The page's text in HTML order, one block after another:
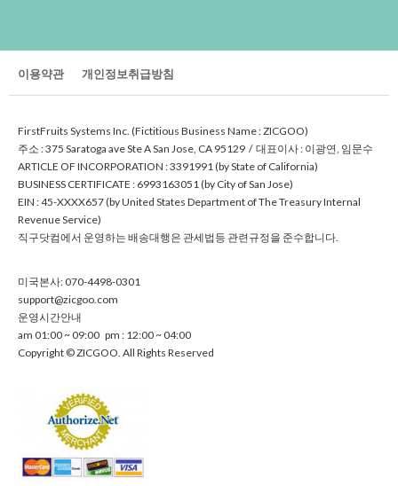
이용약관 개인정보취급방침
FirstFruitsSystemsInc.(FictitiousBusinessName:ZICGOO)
주소:375SaratogaaveSteASanJose,CA95129/대표이사:이광연,임문수
ARTICLEOFINCORPORATION:3391991(byStateofCalifornia)
BUSINESSCERTIFICATE:6993163051(byCityofSanJose)
EIN:45-XXXX657(byUnitedStatesDepartmentofTheTreasuryInternal
RevenueService)
직구닷컴에서운영하는배송대행은관세법등관련규정을준수합니다.
미국본사:070-4498-0301
support@zicgoo.com
운영시간안내
am01:00~09:00pm:12:00~04:00
Copyright©ZICGOO.AllRightsReserved